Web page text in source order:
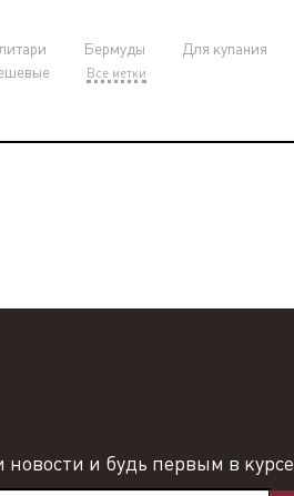
Бермуды Для купания
Все метки
и будь первым в